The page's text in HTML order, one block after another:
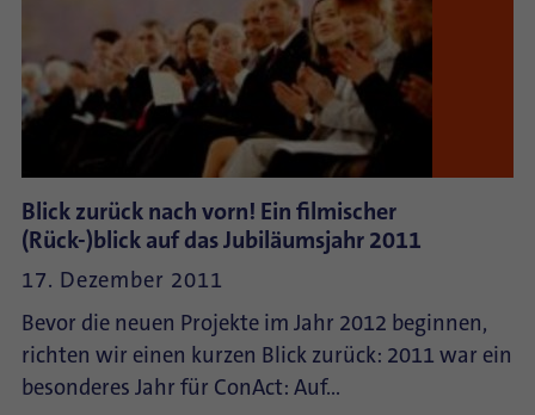
Blick zurück nach vorn! Ein filmischer
(Rück-)blick auf das Jubiläumsjahr 2011
17. Dezember 2011
Bevor die neuen Projekte im Jahr 2012 beginnen,
richten wir einen kurzen Blick zurück: 2011 war ein
besonderes Jahr für ConAct: Auf…